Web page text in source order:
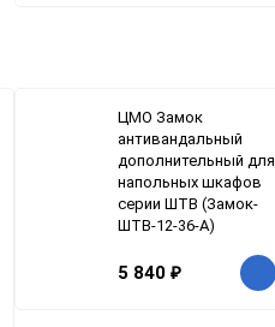
ЦМО Замок
антивандальный
дополнительный для
напольных шкафов
серии ШТВ (Замок-
ШТВ-12-36-А)
5 840 ₽